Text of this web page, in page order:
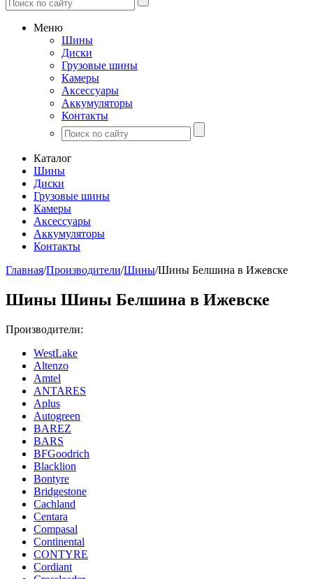
Меню
Шины
Диски
Грузовые шины
Камеры
Аксессуары
Аккумуляторы
Контакты
Каталог
Шины
Диски
Грузовые шины
Камеры
Аксессуары
Аккумуляторы
Контакты
Главная/Производители/Шины/Шины Белшина в Ижевске
Шины Шины Белшина в Ижевске
Производители:
WestLake
Altenzo
Amtel
ANTARES
Aplus
Autogreen
BAREZ
BARS
BFGoodrich
Blacklion
Bontyre
Bridgestone
Cachland
Centara
Compasal
Continental
CONTYRE
Cordiant